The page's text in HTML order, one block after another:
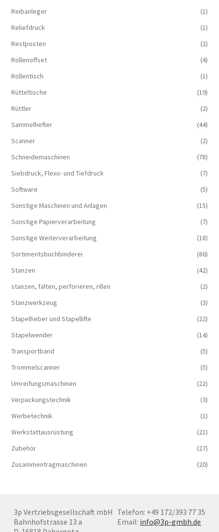
Reibanleger
(1)
Reliefdruck
(1)
Restposten
(2)
Rollenoffset
(4)
Rollentisch
(1)
Rütteltische
(19)
Rüttler
(2)
Sammelhefter
(44)
Scanner
(2)
Schneidemaschinen
(78)
Siebdruck, Flexo- und Tiefdruck
(7)
Software
(5)
Sonstige Maschinen und Anlagen
(15)
Sonstige Papierverarbeitung
(7)
Sonstige Weiterverarbeitung
(18)
Sortimentsbuchbinderei
(86)
Stanzen
(42)
stanzen, falten, perforieren, rillen
(2)
Stanzwerkzeug
(3)
Stapelheber und Stapellifte
(22)
Stapelwender
(14)
Transportband
(5)
Trommelscanner
(5)
Umreifungsmaschinen
(22)
Verpackungstechnik
(3)
Werbetechnik
(1)
Werkstattausrüstung
(21)
Zubehör
(27)
Zusammentragmaschinen
(20)
3p Vertriebsgesellschaft mbH
Bahnhofstrasse 13 a
Telefon: +49 172/393 77 35
Email: info@3p-gmbh.de